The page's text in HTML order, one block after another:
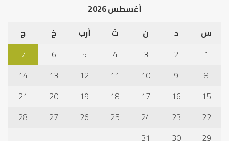
أغسطس 2026
س
د ن ث أرب خ
ج
1
2
3
4
5
6
7
8
9
10
11
12
13
14
15
16
17
18
19
20
21
22
23
24
25
26
27
28
29
30
31